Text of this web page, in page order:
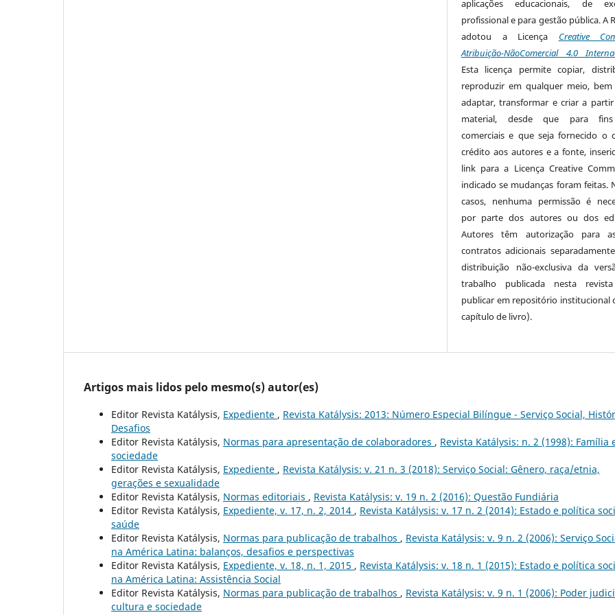
aplicações educacionais, de
profissional e para gestão pública. A
adotou a Licença Creative
Atribuição-NãoComercial 4.0
Esta licença permite copiar,
reproduzir em qualquer meio,
adaptar, transformar e criar a
material, desde que para
comerciais e que seja fornecido o
crédito aos autores e a fonte,
link para a Licença Creative
indicado se mudanças foram feitas.
casos, nenhuma permissão é
por parte dos autores ou dos
Autores têm autorização para
contratos adicionais
distribuição não-exclusiva da
trabalho publicada nesta
publicar em repositório institucional
capítulo de livro).
Artigos mais lidos pelo mesmo(s) autor(es)
Editor Revista Katálysis, Expediente , Revista Katálysis: 2013: Número Especial Bilíngue - Serviço Social,
Desafios
Editor Revista Katálysis, Normas para apresentação de colaboradores , Revista Katálysis: n. 2 (1998): Família
sociedade
Editor Revista Katálysis, Expediente , Revista Katálysis: v. 21 n. 3 (2018): Serviço Social: Gênero, raça/etnia,
gerações e sexualidade
Editor Revista Katálysis, Normas editoriais , Revista Katálysis: v. 19 n. 2 (2016): Questão Fundiária
Editor Revista Katálysis, Expediente, v. 17, n. 2, 2014 , Revista Katálysis: v. 17 n. 2 (2014): Estado e política
saúde
Editor Revista Katálysis, Normas para publicação de trabalhos , Revista Katálysis: v. 9 n. 2 (2006): Serviço
na América Latina: balanços, desafios e perspectivas
Editor Revista Katálysis, Expediente, v. 18, n. 1, 2015 , Revista Katálysis: v. 18 n. 1 (2015): Estado e política
na América Latina: Assistência Social
Editor Revista Katálysis, Normas para publicação de trabalhos , Revista Katálysis: v. 9 n. 1 (2006): Poder
cultura e sociedade